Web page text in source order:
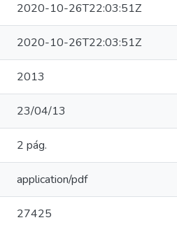
2020-10-26T22:03:51Z
2020-10-26T22:03:51Z
2013
23/04/13
2 pág.
application/pdf
27425